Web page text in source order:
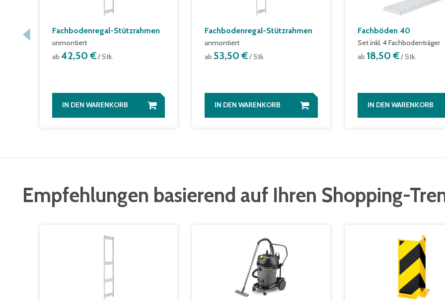
Fachbodenregal-Stützrahmen
unmontiert
ab 42,50 €/ Stk.
IN DEN WARENKORB
Fachbodenregal-Stützrahmen
unmontiert
ab53,50 €/ Stk.
IN DEN WARENKORB
Fachböden 40
Set inkl. 4 Fachbodenträger
ab 18,50 €/ Stk.
IN DEN WARENKORB
Empfehlungen basierend auf Ihren Shopping-